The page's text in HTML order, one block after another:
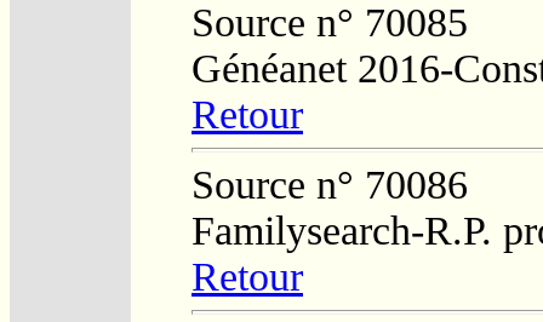
Source n° 70085
Généanet 2016-
Retour
Source n° 70086
Familysearch-R.P.
Retour